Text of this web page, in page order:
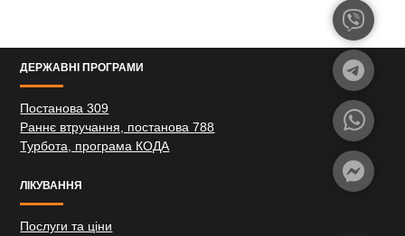
ДЕРЖАВНІ ПРОГРАМИ
Постанова 309
Раннє втручання, постанова 788
Турбота, програма КОДА
ЛІКУВАННЯ
Послуги та ціни